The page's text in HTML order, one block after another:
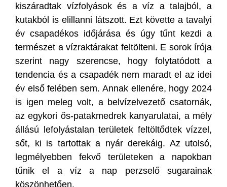
kiszáradtak vízfolyások és a víz a talajból, a
kutakból is elillanni látszott. Ezt követte a tavalyi
év csapadékos időjárása és úgy tűnt kezdi a
természet a vízraktárakat feltölteni. E sorok írója
szerint nagy szerencse, hogy folytatódott a
tendencia és a csapadék nem maradt el az idei
év első felében sem. Annak ellenére, hogy 2024
is igen meleg volt, a belvízelvezető csatornák,
az egykori ős-patakmedrek kanyarulatai, a mély
állású lefolyástalan területek feltöltődtek vízzel,
sőt, ki is tartottak a nyár derekáig. Az utolsó,
legmélyebben fekvő területeken a napokban
tűnik el a víz a nap perzselő sugarainak
köszönhetően.